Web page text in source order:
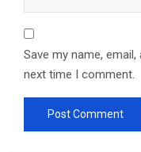
Save my name,
next time I comment.